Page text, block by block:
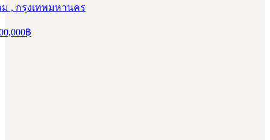
, กรุงเทพมหานคร
฿